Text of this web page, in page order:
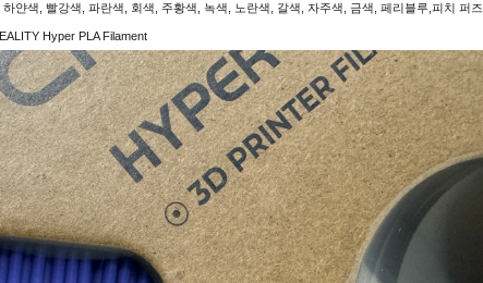
얀색, 빨강색, 파란색, 회색, 주황색, 녹색, 노란색, 갈색, 자주색, 금색, 페리블루,피치 퍼
Hyper PLA Filament